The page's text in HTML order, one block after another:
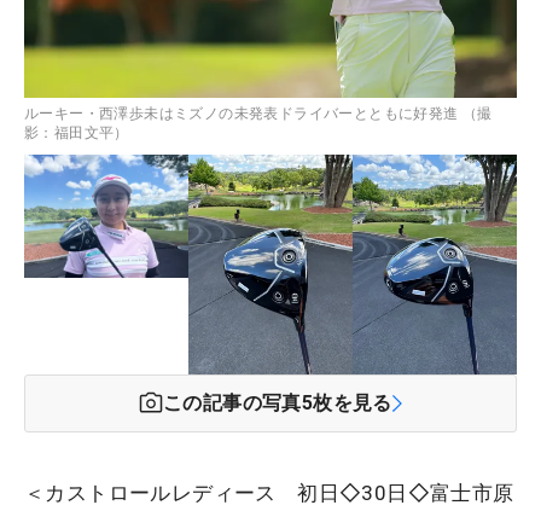
ルーキー・西澤歩未はミズノの未発表ドライバーとともに好発進 （撮
影：福田文平）
この記事の写真5枚を見る
＜カストロールレディース 初日◇30日◇富士市原